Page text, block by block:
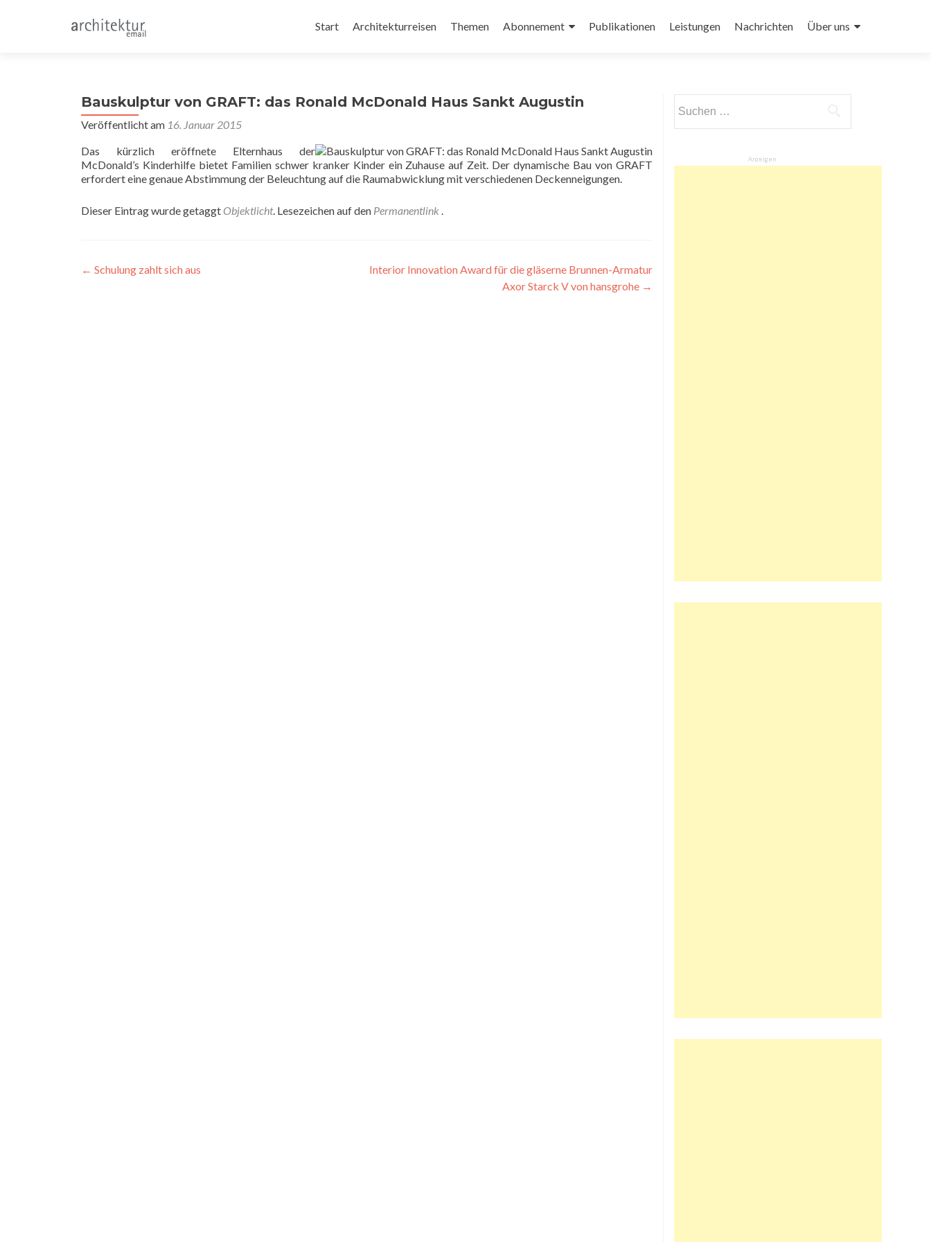
Inhalt
Start Architekturreisen Themen Abonnement Publikationen Leistungen Nachrichten Über uns
Bauskulptur von GRAFT: das Ronald McDonald Haus Sankt Augustin
Veröffentlicht am 16. Januar 2015
Das kürzlich eröffnete Elternhaus der
McDonald’s Kinderhilfe bietet Familien schwer kranker Kinder ein Zuhause auf Zeit. Der dynamische Bau von GRAFT
erfordert eine genaue Abstimmung der Beleuchtung auf die Raumabwicklung mit verschiedenen Deckenneigungen.
Dieser Eintrag wurde getaggt Objektlicht. Lesezeichen auf den Permanentlink .
Beitragsnavigation
← Schulung zahlt sich aus
Interior Innovation Award für die gläserne Brunnen-Armatur
Axor Starck V von hansgrohe →
nach:
Anzeigen